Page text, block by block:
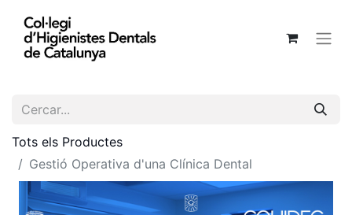
Tots els Productes
Gestió Operativa d'una Clínica Dental